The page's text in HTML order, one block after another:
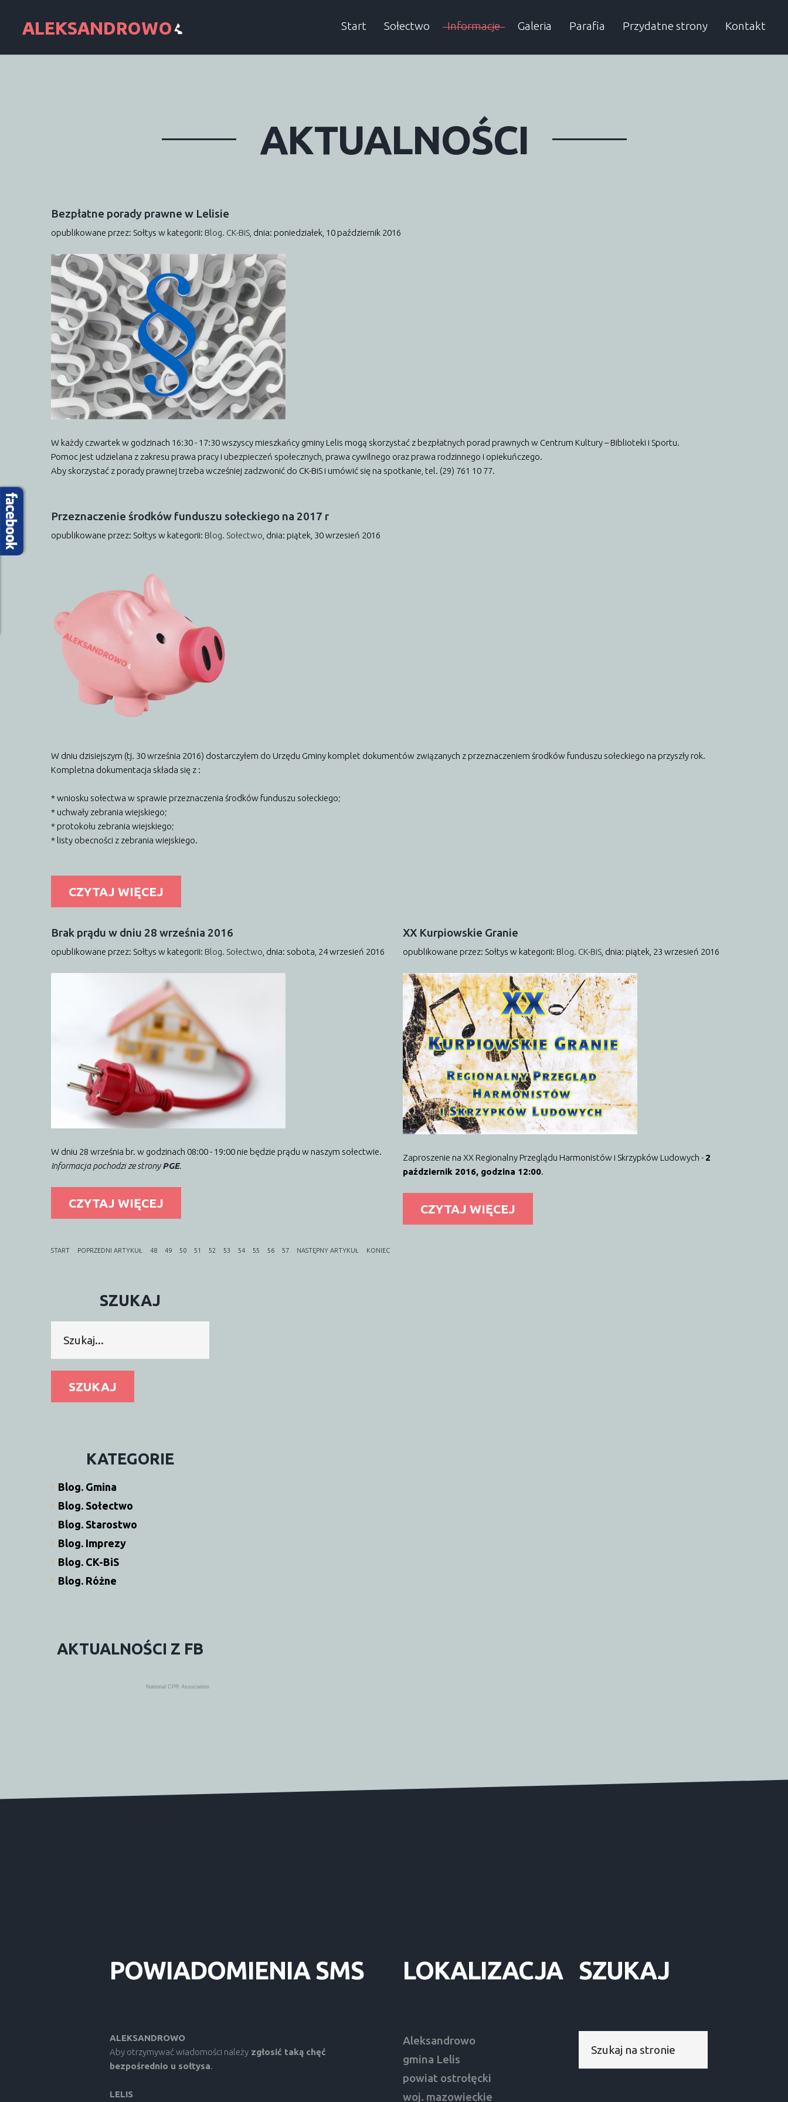
Start Sołectwo
Dokumenty
Informacje
Wieści Gminne
Śmieci
Galeria Parafia Przydatne strony Kontakt
AKTUALNOŚCI
Bezpłatne porady prawne w Lelisie
opublikowane przez: Sołtys w kategorii: Blog. CK-BiS dnia: poniedziałek, 10 październik 2016
W każdy czwartek w godzinach 16:30 - 17:30 wszyscy mieszkańcy gminy Lelis mogą skorzystać z bezpłatnych porad prawnych w Centrum Kultury – Biblioteki i Sportu.
Pomoc jest udzielana z zakresu prawa pracy i ubezpieczeń społecznych, prawa cywilnego oraz prawa rodzinnego i opiekuńczego.
Aby skorzystać z porady prawnej trzeba wcześniej zadzwonić do CK-BiS i umówić się na spotkanie, tel. (29) 761 10 77.
Przeznaczenie środków funduszu sołeckiego na 2017 r
opublikowane przez: Sołtys w kategorii: Blog. Sołectwo dnia: piątek, 30 wrzesień 2016
W dniu dzisiejszym (tj. 30 września 2016) dostarczyłem do Urzędu Gminy komplet dokumentów związanych z przeznaczeniem środków funduszu sołeckiego na przyszły rok.
Kompletna dokumentacja składa się z :
* wniosku sołectwa w sprawie przeznaczenia środków funduszu sołeckiego;
* uchwały zebrania wiejskiego;
* protokołu zebrania wiejskiego;
* listy obecności z zebrania wiejskiego.
CZYTAJ WIĘCEJ
Brak prądu w dniu 28 września 2016
opublikowane przez: Sołtys w kategorii: Blog. Sołectwo dnia: sobota, 24 wrzesień 2016
W dniu 28 września br. w godzinach 08:00 - 19:00 nie będzie prądu w naszym sołectwie.
Informacja pochodzi ze stronyPGE.
CZYTAJ WIĘCEJ
XX Kurpiowskie Granie
opublikowane przez: Sołtys w kategorii: Blog. CK-BiS, dnia: piątek, 23 wrzesień 2016
Zaproszenie na XX Regionalny Przeglądu Harmonistów i Skrzypków Ludowych - 2
październik 2016, godzina 12:00.
CZYTAJ WIĘCEJ
START POPRZEDNI ARTYKUŁ 48 49 50 51 52 53 54 55 56 57 NASTĘPNY ARTYKUŁ KONIEC
SZUKAJ
SZUKAJ
KATEGORIE
Blog. Gmina
Blog. Sołectwo
Blog. Starostwo
Blog. Imprezy
Blog. CK-BiS
Blog. Różne
AKTUALNOŚCI Z FB
National CPR Association
POWIADOMIENIA SMS
ALEKSANDROWO
Aby otrzymywać wiadomości należyzgłosić taką chęć
bezpośrednio u sołtysa.
LELIS
LOKALIZACJA
Aleksandrowo
gmina Lelis
powiat ostrołęcki
woj. mazowieckie
SZUKAJ